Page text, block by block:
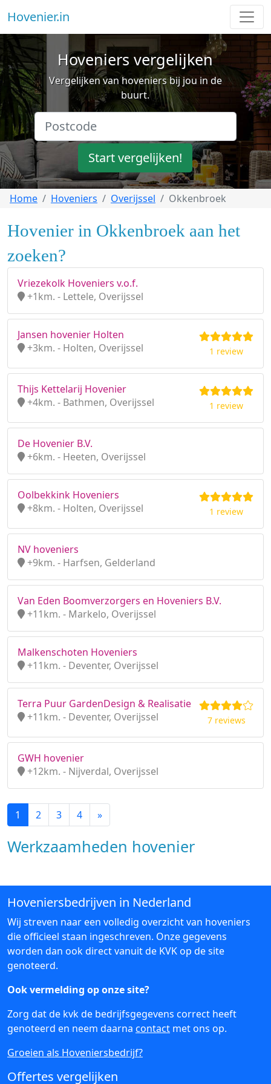
Hovenier.in
Hoveniers vergelijken
Vergelijken van hoveniers bij jou in de
buurt.
Start vergelijken!
Home Hoveniers Overijssel Okkenbroek
Hovenier in Okkenbroek aan het
zoeken?
Vriezekolk Hoveniers v.o.f.
+1km. - Lettele, Overijssel
Jansen hovenier Holten
+3km. - Holten, Overijssel
1 review
Thijs Kettelarij Hovenier
+4km. - Bathmen, Overijssel
1 review
De Hovenier B.V.
+6km. - Heeten, Overijssel
Oolbekkink Hoveniers
+8km. - Holten, Overijssel
1 review
NV hoveniers
+9km. - Harfsen, Gelderland
Van Eden Boomverzorgers en Hoveniers B.V.
+11km. - Markelo, Overijssel
Malkenschoten Hoveniers
+11km. - Deventer, Overijssel
Terra Puur GardenDesign & Realisatie
+11km. - Deventer, Overijssel
7 reviews
GWH hovenier
+12km. - Nijverdal, Overijssel
1 2 3 4 »
Werkzaamheden hovenier
Hoveniersbedrijven in Nederland
Wij streven naar een volledig overzicht van hoveniers
die officieel staan ingeschreven. Onze gegevens
worden dan ook direct vanuit de KVK op de site
genoteerd.
Ook vermelding op onze site?
Zorg dat de kvk de bedrijfsgegevens correct heeft
genoteerd en neem daarna contact met ons op.
Groeien als Hoveniersbedrijf?
Offertes vergelijken